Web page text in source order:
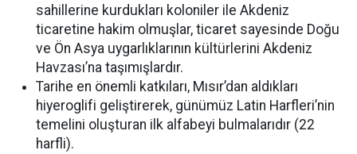
sahillerine kurdukları koloniler ile Akdeniz
ticaretine hakim olmuşlar, ticaret sayesinde Doğu
ve Ön Asya uygarlıklarının kültürlerini Akdeniz
Havzası’na taşımışlardır.
Tarihe en önemli katkıları, Mısır’dan aldıkları
hiyeroglifi geliştirerek, günümüz Latin Harfleri’nin
temelini oluşturan ilk alfabeyi bulmalarıdır (22
harfli).